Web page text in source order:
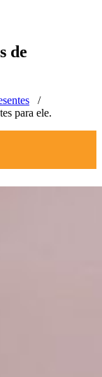
de
/
para ele.